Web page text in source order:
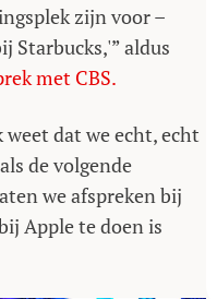
zijn voor –
Starbucks,'” aldus
met CBS.
weet dat we echt, echt
de volgende
we afspreken bij
Apple te doen is